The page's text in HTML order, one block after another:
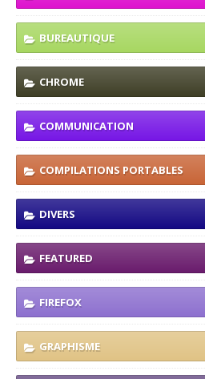
BUREAUTIQUE
CHROME
COMMUNICATION
COMPILATIONS PORTABLES
DIVERS
FEATURED
FIREFOX
GRAPHISME